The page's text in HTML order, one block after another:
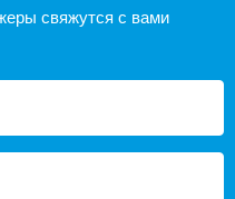
свяжутся с вами